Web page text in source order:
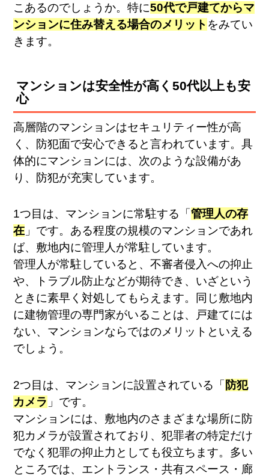
こあるのでしょうか。特に50代で戸建てからマ
ンションに住み替える場合のメリット をみてい
きます。
マンションは安全性が高く50代以上も安
心
高層階のマンションはセキュリティー性が高
く、防犯面で安心できると言われています。具
体的にマンションには、次のような設備があ
り、防犯が充実しています。
1つ目は、マンションに常駐する「管理人の存
在 」です。ある程度の規模のマンションであれ
ば、敷地内に管理人が常駐しています。
管理人が常駐していると、不審者侵入への抑止
や、トラブル防止などが期待でき、いざという
ときに素早く対処してもらえます。同じ敷地内
に建物管理の専門家がいることは、戸建てには
ない、マンションならではのメリットといえる
でしょう。
2つ目は、マンションに設置されている「 防犯
カメラ 」です。
マンションには、敷地内のさまざまな場所に防
犯カメラが設置されており、犯罪者の特定だけ
でなく犯罪の抑止力としても役立ちます。多い
ところでは、エントランス・共有スペース・廊